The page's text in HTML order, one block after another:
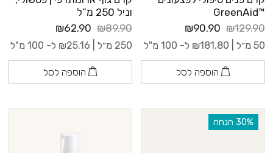
™GreenAid
₪129.90
₪90.90
50 מ״ל | ₪181.80 ל- 100 מ"ל
הוספה לסל
וניל 250 מ”ל
₪89.90
₪62.90
250 מ״ל | ₪25.16 ל- 100 מ"ל
הוספה לסל
‫30% הנחה